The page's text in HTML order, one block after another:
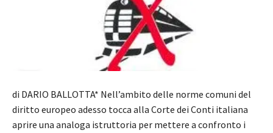
di DARIO BALLOTTA* Nell’ambito delle norme comuni del
diritto europeo adesso tocca alla Corte dei Conti italiana
aprire una analoga istruttoria per mettere a confronto i